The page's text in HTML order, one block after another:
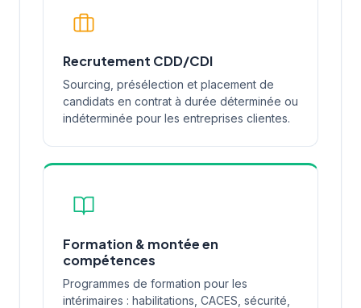
Recrutement CDD/CDI
Sourcing, présélection et placement de
candidats en contrat à durée déterminée ou
indéterminée pour les entreprises clientes.
Formation & montée en
compétences
Programmes de formation pour les
intérimaires : habilitations, CACES, sécurité,